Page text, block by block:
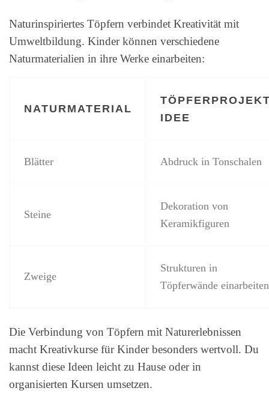
Naturinspiriertes Töpfern verbindet Kreativität mit
Umweltbildung. Kinder können verschiedene
Naturmaterialien in ihre Werke einarbeiten:
NATURMATERIAL
IDEE
Blätter Abdruck in Tonschalen
Steine
Dekoration von
Keramikfiguren
Zweige
Strukturen in
Töpferwände einarbeiten
Die Verbindung von Töpfern mit Naturerlebnissen
macht Kreativkurse für Kinder besonders wertvoll. Du
kannst diese Ideen leicht zu Hause oder in
organisierten Kursen umsetzen.